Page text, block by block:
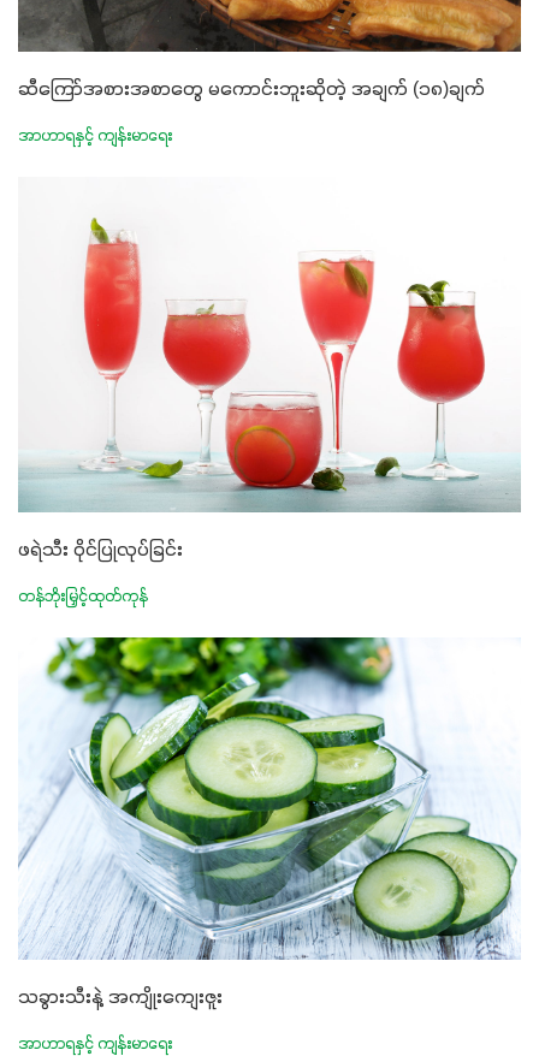
ဆီကြော်အစားအစာတွေ မကောင်းဘူးဆိုတဲ့ အချက် (၁၈)ချက်
အာဟာရနှင့် ကျန်းမာရေး
ဖရဲသီး ဝိုင်ပြုလုပ်ခြင်း
တန်ဘိုးမြှင့်ထုတ်ကုန်
သခွားသီးနဲ့ အကျိုးကျေးဇူး
အာဟာရနှင့် ကျန်းမာရေး